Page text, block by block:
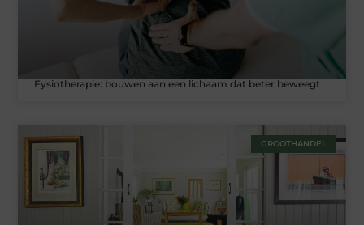
Fysiotherapie: bouwen aan een lichaam dat beter beweegt
GROOTHANDEL